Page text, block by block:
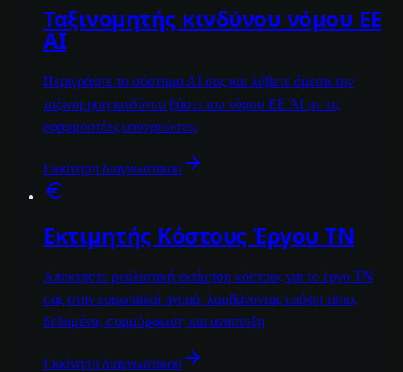
Ταξινομητής κινδύνου νόμου ΕΕ
ΑΙ
Περιγράψτε το σύστημα ΑΙ σας και λάβετε άμεσα την
ταξινόμηση κινδύνου βάσει του νόμου ΕΕ ΑΙ με τις
εφαρμοστέες υποχρεώσεις
Εκκίνηση διαγνωστικού
Εκτιμητής Κόστους Έργου ΤΝ
Αποκτήστε ρεαλιστική εκτίμηση κόστους για το έργο ΤΝ
σας στην ευρωπαϊκή αγορά, λαμβάνοντας υπόψη τύπο,
δεδομένα, συμμόρφωση και ανάπτυξη
Εκκίνηση διαγνωστικού